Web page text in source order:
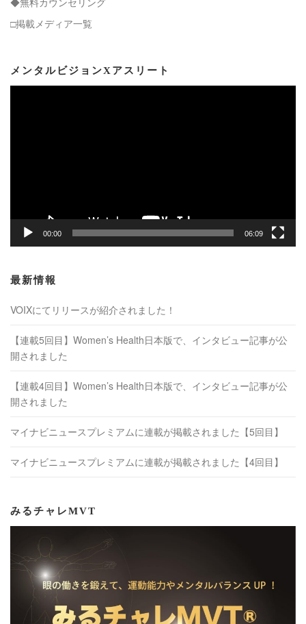
□掲載メディア一覧
メンタルビジョンXアスリート
00:00 06:09
最新情報
VOIXにてリリースが紹介されました！
【連載5回目】Women’s Health日本版で、インタビュー記事が公
開されました
【連載4回目】Women’s Health日本版で、インタビュー記事が公
開されました
マイナビニュースプレミアムに連載が掲載されました【5回目】
マイナビニュースプレミアムに連載が掲載されました【4回目】
みるチャレMVT